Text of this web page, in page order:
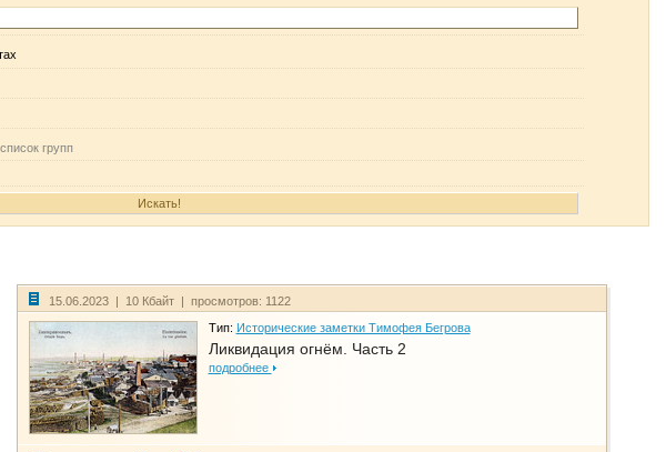
групп
15.06.2023 | 10 Кбайт | просмотров: 1122
Тип: Исторические заметки Тимофея Бегрова
Ликвидация огнём. Часть 2
подробнее